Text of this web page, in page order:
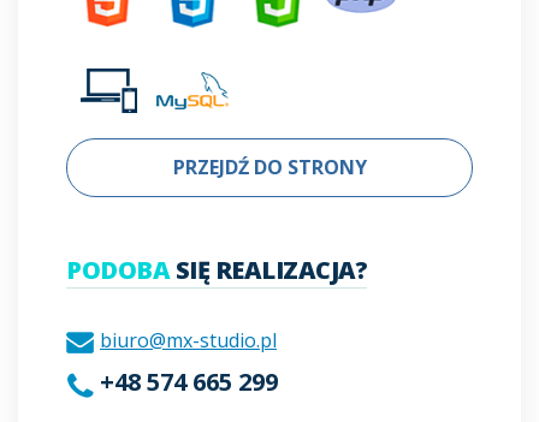
PRZEJDŹ DO STRONY
PODOBASIĘ REALIZACJA?
biuro@mx-studio.pl
+48 574 665 299